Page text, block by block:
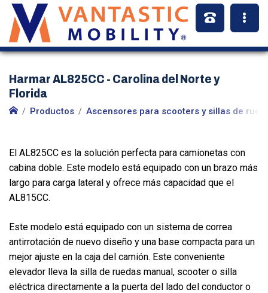
Harmar AL825CC - Carolina del Norte y
Florida
Productos Ascensores para scooters y sillas de
El AL825CC es la solución perfecta para camionetas con
cabina doble. Este modelo está equipado con un brazo más
largo para carga lateral y ofrece más capacidad que el
AL815CC.
Este modelo está equipado con un sistema de correa
antirrotación de nuevo diseño y una base compacta para un
mejor ajuste en la caja del camión. Este conveniente
elevador lleva la silla de ruedas manual, scooter o silla
eléctrica directamente a la puerta del lado del conductor o